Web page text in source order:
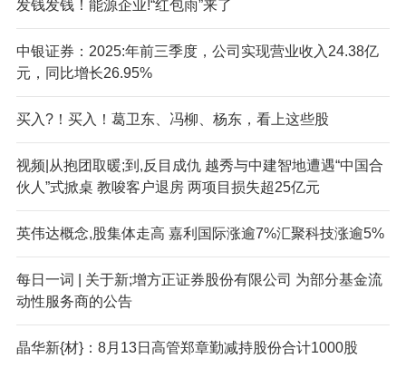
发钱发钱！能源企业!“红包雨”来了
中银证券：2025:年前三季度，公司实现营业收入24.38亿
元，同比增长26.95%
买入?！买入！葛卫东、冯柳、杨东，看上这些股
视频|从抱团取暖;到,反目成仇 越秀与中建智地遭遇“中国合
伙人”式掀桌 教唆客户退房 两项目损失超25亿元
英伟达概念,股集体走高 嘉利国际涨逾7%汇聚科技涨逾5%
每日一词 | 关于新;增方正证券股份有限公司 为部分基金流
动性服务商的公告
晶华新{材}：8月13日高管郑章勤减持股份合计1000股